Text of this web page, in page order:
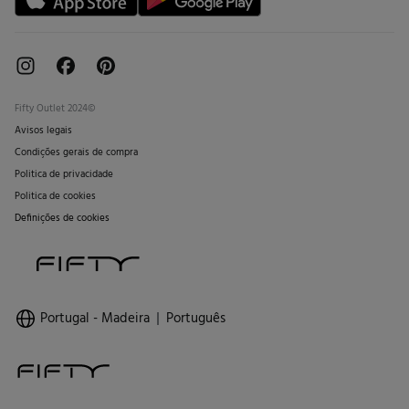
Fifty Outlet 2024©
Avisos legais
Condições gerais de compra
Politica de privacidade
Politica de cookies
Definições de cookies
Portugal - Madeira Português